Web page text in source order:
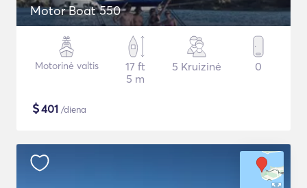
Motor Boat 550
Motorinė valtis
17 ft
5 m
5 Kruizinė 0
$401 /diena